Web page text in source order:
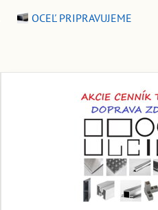
OCEĽ PRIPRAVUJEME